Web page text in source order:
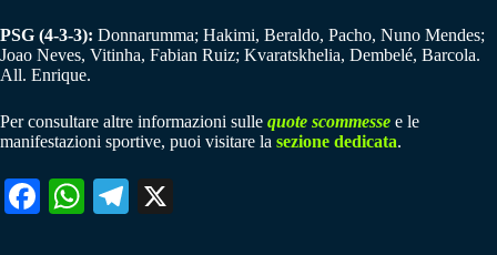
PSG (4-3-3): Donnarumma; Hakimi, Beraldo, Pacho, Nuno Mendes;
Joao Neves, Vitinha, Fabian Ruiz; Kvaratskhelia, Dembelé, Barcola.
All. Enrique.
Per consultare altre informazioni sulle quote scommesse e le
manifestazioni sportive, puoi visitare la sezione dedicata.
Fa W
Te